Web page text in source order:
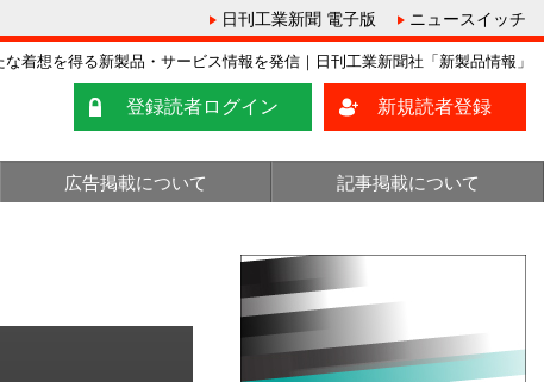
日刊工業新聞 電子版 ニュースイッチ
着想を得る新製品・サービス情報を発信｜日刊工業新聞社「新製品情報」
登録読者ログイン 新規読者登録
広告掲載について 記事掲載について